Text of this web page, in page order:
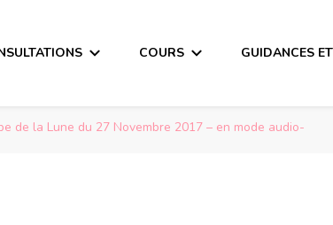
COURS GUIDANCES
de la Lune du 27 Novembre 2017 – en mode audio-